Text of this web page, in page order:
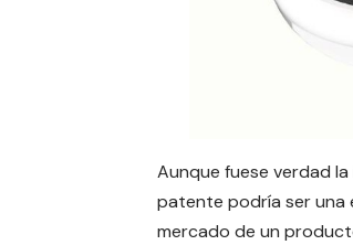
Aunque fuese verdad
patente podría ser una
mercado de un